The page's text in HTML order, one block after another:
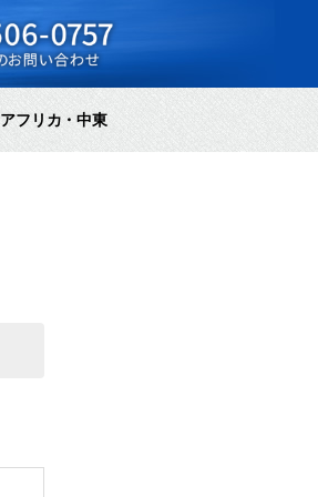
アフリカ・中東